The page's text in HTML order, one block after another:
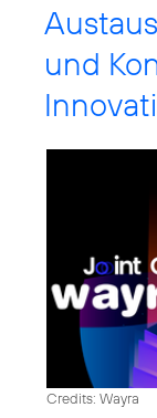
und
Credits: Wayra